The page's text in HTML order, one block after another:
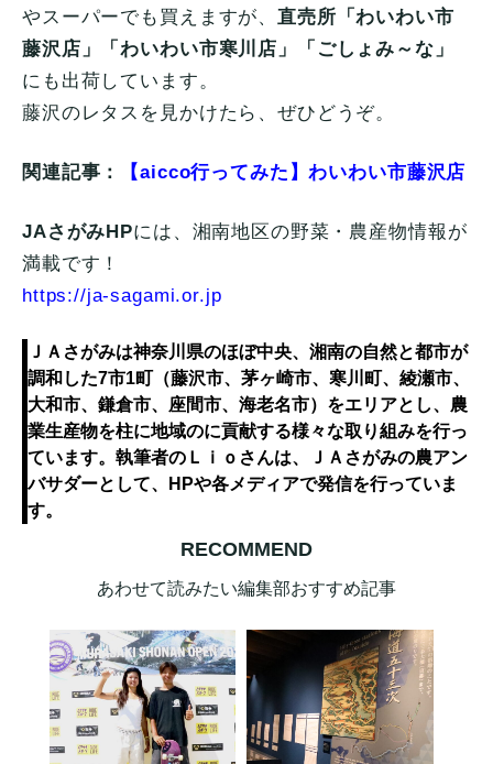
やスーパーでも買えますが、直売所「わいわい市
藤沢店」「わいわい市寒川店」「ごしょみ～な」
にも出荷しています。
藤沢のレタスを見かけたら、ぜひどうぞ。
関連記事： 【aicco行ってみた】わいわい市藤沢店
JAさがみHPには、湘南地区の野菜・農産物情報が
満載です！
https://ja-sagami.or.jp
ＪＡさがみは神奈川県のほぼ中央、湘南の自然と都市が
調和した7市1町（藤沢市、茅ヶ崎市、寒川町、綾瀬市、
大和市、鎌倉市、座間市、海老名市）をエリアとし、農
業生産物を柱に地域のに貢献する様々な取り組みを行っ
ています。執筆者のＬｉｏさんは、ＪＡさがみの農アン
バサダーとして、HPや各メディアで発信を行っていま
す。
RECOMMEND
あわせて読みたい編集部おすすめ記事